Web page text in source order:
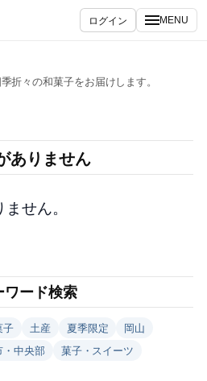
ログイン MENU
折々の和菓子をお届けします。
ありません
せん。
ワード検索
子 土産 夏季限定
岡山
・中央部
菓子・スイーツ